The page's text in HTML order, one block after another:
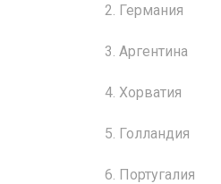
2. Германия
3. Аргентина
4. Хорватия
5. Голландия
6. Португалия